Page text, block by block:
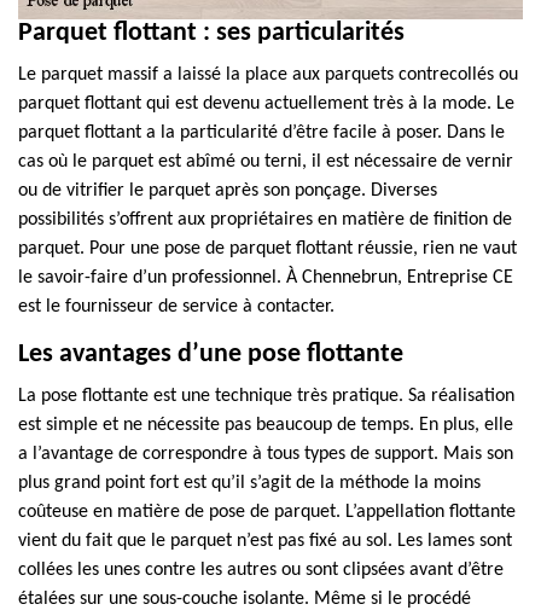
Parquet flottant : ses particularités
Le parquet massif a laissé la place aux parquets contrecollés ou
parquet flottant qui est devenu actuellement très à la mode. Le
parquet flottant a la particularité d’être facile à poser. Dans le
cas où le parquet est abîmé ou terni, il est nécessaire de vernir
ou de vitrifier le parquet après son ponçage. Diverses
possibilités s’offrent aux propriétaires en matière de finition de
parquet. Pour une pose de parquet flottant réussie, rien ne vaut
le savoir-faire d’un professionnel. À Chennebrun, Entreprise CE
est le fournisseur de service à contacter.
Les avantages d’une pose flottante
La pose flottante est une technique très pratique. Sa réalisation
est simple et ne nécessite pas beaucoup de temps. En plus, elle
a l’avantage de correspondre à tous types de support. Mais son
plus grand point fort est qu’il s’agit de la méthode la moins
coûteuse en matière de pose de parquet. L’appellation flottante
vient du fait que le parquet n’est pas fixé au sol. Les lames sont
collées les unes contre les autres ou sont clipsées avant d’être
étalées sur une sous-couche isolante. Même si le procédé